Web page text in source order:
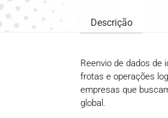
Descrição
Reenvio de dados
frotas e operações
empresas que
global.